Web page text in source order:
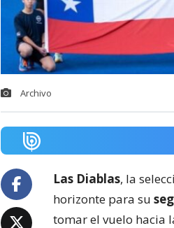
Archivo
Las Diablas, la
horizonte para su
tomar el vuelo hacia